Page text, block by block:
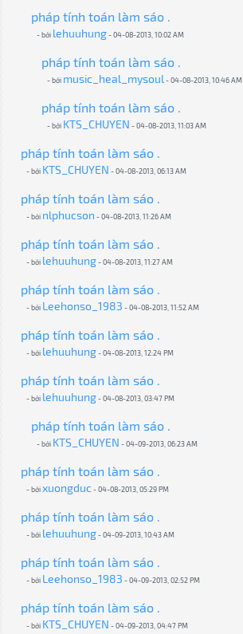
pháp tính toán làm sáo .
- bởi lehuuhung- 04-08-2013, 10:02 AM
pháp tính toán làm sáo .
- bởi music_heal_mysoul- 04-08-2013, 10:46 AM
pháp tính toán làm sáo .
- bởi KTS_CHUYEN - 04-08-2013, 11:03 AM
pháp tính toán làm sáo .
- bởi KTS_CHUYEN - 04-08-2013, 06:13 AM
pháp tính toán làm sáo .
- bởi nlphucson - 04-08-2013, 11:26 AM
pháp tính toán làm sáo .
- bởi lehuuhung- 04-08-2013, 11:27 AM
pháp tính toán làm sáo .
- bởi Leehonso_1983 - 04-08-2013, 11:52 AM
pháp tính toán làm sáo .
- bởi lehuuhung- 04-08-2013, 12:24 PM
pháp tính toán làm sáo .
- bởi lehuuhung- 04-08-2013, 03:47 PM
pháp tính toán làm sáo .
- bởi KTS_CHUYEN - 04-09-2013, 06:23 AM
pháp tính toán làm sáo .
- bởixuongduc- 04-08-2013, 05:29 PM
pháp tính toán làm sáo .
- bởi lehuuhung- 04-09-2013, 10:43 AM
pháp tính toán làm sáo .
- bởi Leehonso_1983 - 04-09-2013, 02:52 PM
pháp tính toán làm sáo .
- bởi KTS_CHUYEN - 04-09-2013, 04:47 PM